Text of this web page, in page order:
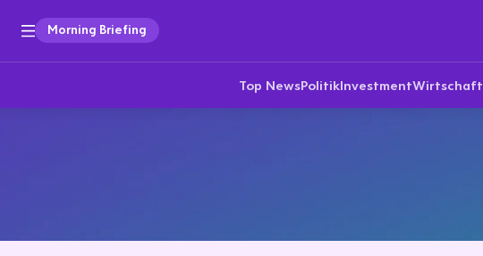
Morning Briefing
Top NewsPolitikInvestmentWirtschaft